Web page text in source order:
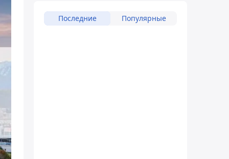
Последние Популярные